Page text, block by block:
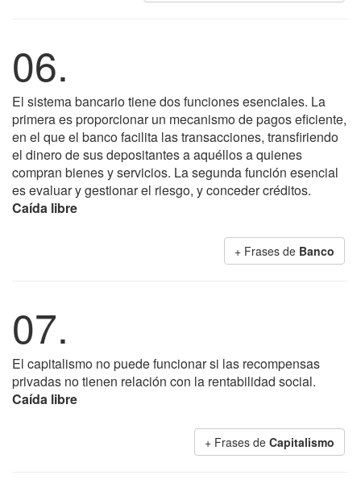
06.
El sistema bancario tiene dos funciones esenciales. La
primera es proporcionar un mecanismo de pagos eficiente,
en el que el banco facilita las transacciones, transfiriendo
el dinero de sus depositantes a aquéllos a quienes
compran bienes y servicios. La segunda función esencial
es evaluar y gestionar el riesgo, y conceder créditos.
Caída libre
+ Frases de Banco
07.
El capitalismo no puede funcionar si las recompensas
privadas no tienen relación con la rentabilidad social.
Caída libre
+ Frases de Capitalismo